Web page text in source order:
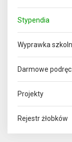
Stypendia
Wyprawka
Darmowe
Projekty
Rejestr żłobków